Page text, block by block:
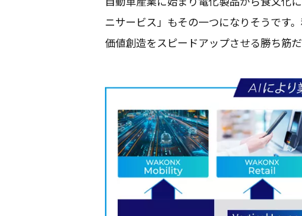
ニサービス」もその一つになりそうです
価値創造を スピードアップさせる勝ち筋